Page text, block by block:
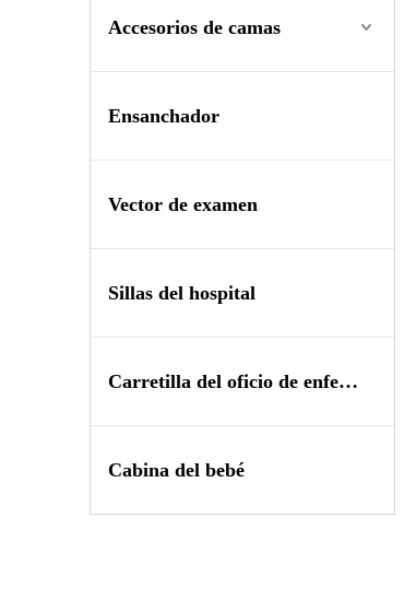
Accesorios de camas
Ensanchador
Vector de examen
Sillas del hospital
Carretilla del oficio de enfermera
Cabina del bebé